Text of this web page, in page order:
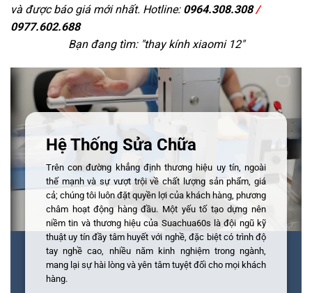
và được báo giá mới nhất. Hotline: 0964.308.308/
0977.602.688
Bạn đang tìm: "thay kính xiaomi 12"
Hệ Thống Sửa Chữa
Trên con đường khẳng định thương hiệu uy tín, ngoài
thế mạnh và sự vượt trội về chất lượng sản phẩm, giá
cả; chúng tôi luôn đặt quyền lợi của khách hàng, phương
châm hoạt động hàng đầu. Một yếu tố tạo dựng nên
niềm tin và thương hiệu của Suachua60s là đội ngũ kỹ
thuật uy tín đầy tâm huyết với nghề, đặc biệt có trình độ
tay nghề cao, nhiều năm kinh nghiệm trong ngành,
mang lại sự hài lòng và yên tâm tuyệt đối cho mọi khách
hàng.